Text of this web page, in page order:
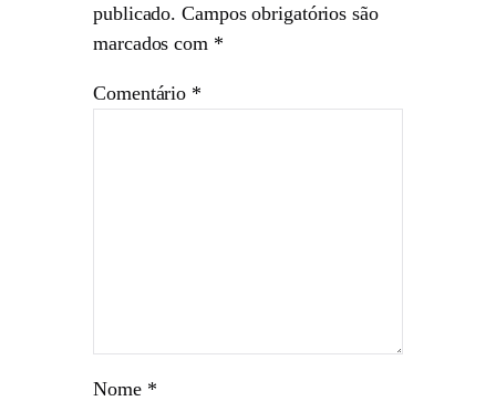
publicado. Campos obrigatórios são
marcados com *
Comentário *
Nome *